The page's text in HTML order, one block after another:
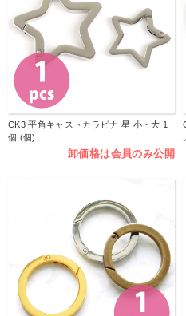
CK3 平角キャストカラビナ 星 小・大 1
個 (個)
卸価格は会員のみ公開